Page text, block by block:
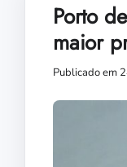
Porto
maior
Publicado em